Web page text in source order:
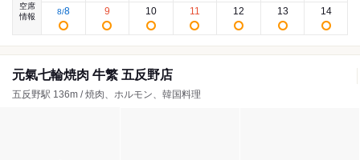
空席
情報
8/8 9 10 11 12 13 14
元氣七輪焼肉 牛繁 五反野店
五反野駅 136m / 焼肉、ホルモン、韓国料理